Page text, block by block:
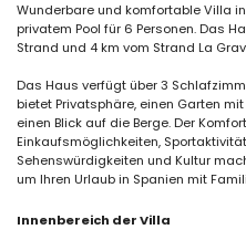
Wunderbare und komfortable Villa
privatem Pool für 6 Personen. Das
Strand und 4 km vom Strand La
Das Haus verfügt über 3
bietet Privatsphäre, einen Garten
einen Blick auf die Berge. Der
Einkaufsmöglichkeiten,
Sehenswürdigkeiten und Kultur
um Ihren Urlaub in Spanien mit
Innenbereich der Villa